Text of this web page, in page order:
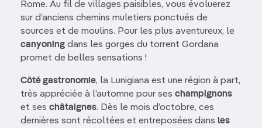
Rome. Au fil de villages paisibles, vous évoluerez
sur d’anciens chemins muletiers ponctués de
sources et de moulins. Pour les plus aventureux, le
canyoning dans les gorges du torrent Gordana
promet de belles sensations !
Côté gastronomie, la Lunigiana est une région à part,
très appréciée à l’automne pour ses champignons
et ses châtaignes. Dès le mois d’octobre, ces
dernières sont récoltées et entreposées dans les